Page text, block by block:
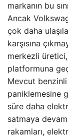
markanın bu
Ancak
çok daha
karşısına
merkezli
platformuna
Mevcut
paniklemesine
süre daha
satmaya
rakamları,